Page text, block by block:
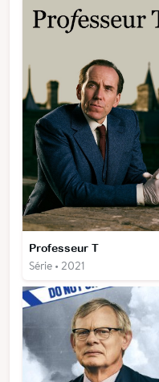
Professeur T
Série • 2021